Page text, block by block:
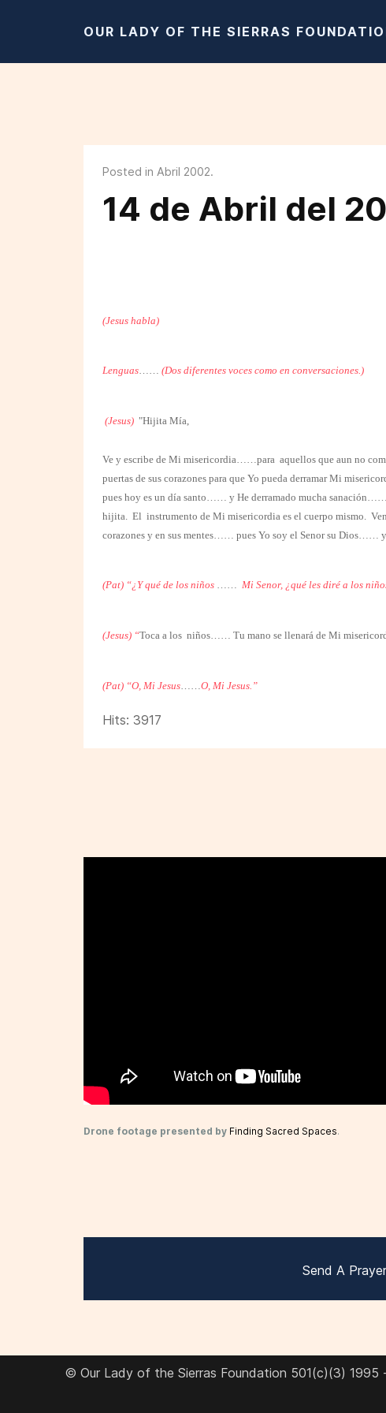
OUR LADY OF THE SIERRAS
Posted in Abril 2002.
14 de Abril del
(Jesus habla)
Lenguas…… (Dos diferentes voces como en conversaciones.)
(Jesus) "Hijita Mía,
Ve y escribe de Mi misericordia……para aquellos que aun no
puertas de sus corazones para que Yo pueda derramar Mi
pues hoy es un día santo…… y He derramado mucha
hijita. El instrumento de Mi misericordia es el cuerpo mismo.
corazones y en sus mentes…… pues Yo soy el Senor su Dios…… y
(Pat) “¿Y qué de los niños …… Mi Senor, ¿qué les diré a los
(Jesus) “Toca a los niños…… Tu mano se llenará de Mi
(Pat) “O, Mi Jesus……O, Mi Jesus.”
Hits: 3917
Drone footage presented by Finding Sacred Spaces.
Send A
© Our Lady of the Sierras Foundation 501(c)(3) 1995